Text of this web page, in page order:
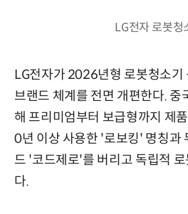
LG전자 로봇청
LG전자가 2026년형 로봇청소기
브랜드 체계를 전면 개편한다. 중
해 프리미엄부터 보급형까지 제
0년 이상 사용한 '로보킹' 명칭과
드 '코드제로'를 버리고 독립적
다.